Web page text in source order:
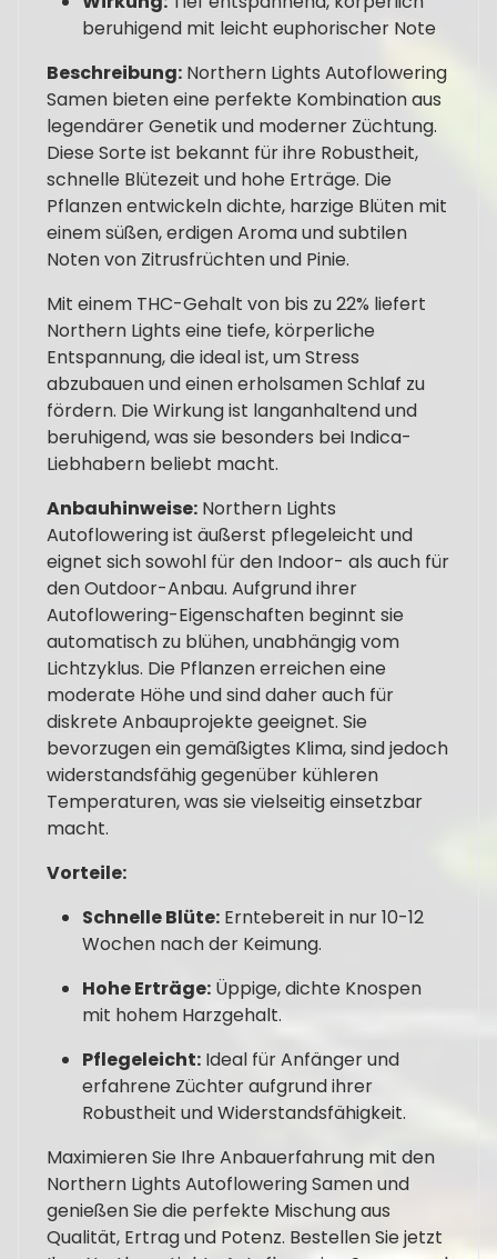
beruhigend mit leicht euphorischer Note
Beschreibung: Northern Lights Autoflowering
Samen bieten eine perfekte Kombination aus
legendärer Genetik und moderner Züchtung.
Diese Sorte ist bekannt für ihre Robustheit,
schnelle Blütezeit und hohe Erträge. Die
Pflanzen entwickeln dichte, harzige Blüten mit
einem süßen, erdigen Aroma und subtilen
Noten von Zitrusfrüchten und Pinie.
Mit einem THC-Gehalt von bis zu 22% liefert
Northern Lights eine tiefe, körperliche
Entspannung, die ideal ist, um Stress
abzubauen und einen erholsamen Schlaf zu
fördern. Die Wirkung ist langanhaltend und
beruhigend, was sie besonders bei Indica-
Liebhabern beliebt macht.
Anbauhinweise: Northern Lights
Autoflowering ist äußerst pflegeleicht und
eignet sich sowohl für den Indoor- als auch für
den Outdoor-Anbau. Aufgrund ihrer
Autoflowering-Eigenschaften beginnt sie
automatisch zu blühen, unabhängig vom
Lichtzyklus. Die Pflanzen erreichen eine
moderate Höhe und sind daher auch für
diskrete Anbauprojekte geeignet. Sie
bevorzugen ein gemäßigtes Klima, sind jedoch
widerstandsfähig gegenüber kühleren
Temperaturen, was sie vielseitig einsetzbar
macht.
Vorteile:
Schnelle Blüte: Erntebereit in nur 10-12
Wochen nach der Keimung.
Hohe Erträge: Üppige, dichte Knospen
mit hohem Harzgehalt.
Pflegeleicht: Ideal für Anfänger und
erfahrene Züchter aufgrund ihrer
Robustheit und Widerstandsfähigkeit.
Maximieren Sie Ihre Anbauerfahrung mit den
Northern Lights Autoflowering Samen und
genießen Sie die perfekte Mischung aus
Qualität, Ertrag und Potenz. Bestellen Sie jetzt